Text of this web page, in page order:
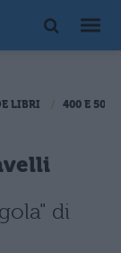
LIBRI 400 E 500
di